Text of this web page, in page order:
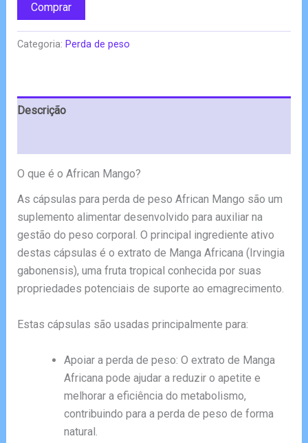
classificações
de clientes
Comprar
Categoria: Perda de peso
Descrição
O que é o African Mango?
As cápsulas para perda de peso African Mango são um
suplemento alimentar desenvolvido para auxiliar na
gestão do peso corporal. O principal ingrediente ativo
destas cápsulas é o extrato de Manga Africana (Irvingia
gabonensis), uma fruta tropical conhecida por suas
propriedades potenciais de suporte ao emagrecimento.
Estas cápsulas são usadas principalmente para:
Apoiar a perda de peso: O extrato de Manga
Africana pode ajudar a reduzir o apetite e
melhorar a eficiência do metabolismo,
contribuindo para a perda de peso de forma
natural.